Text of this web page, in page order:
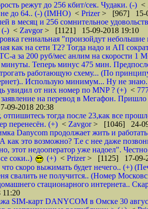
режут до 256 кбит/сек. Чудаки. (-) <
до 64.. (-) (IMHO) < Prizer> [967] 15-
в месяц и 256 сомнительное
(-) < Zavgor> [1121] 15-09-2018 19:10
гениальная "произойдут небольшие
как на сети Т2? Тогда надо и АП
а за 200 руб/мес анлим на скорости 1
Теперь минус 475 мин.
работающую схему... (По
Использую минимум... Ну не
увидил от них номер по MNP ? (+) <
на перевод в Мегафон.
09-2018 20:38
отпишитесь тогда после 23,как все
перенесён. (+) < Zavgor> [1046] 24-
Danycom продолжает жить и
А как это возможно? Т.е с нее даже
этот недооператор уже надоел".
соки..)
(+) < Prizer> [1125] 17-09-
скоро выжимать будет нечего.. (+)
свалить не получится.. (Номер
стационарного интернета..
11:20
SIM-карт DANYCOM в Омске 30